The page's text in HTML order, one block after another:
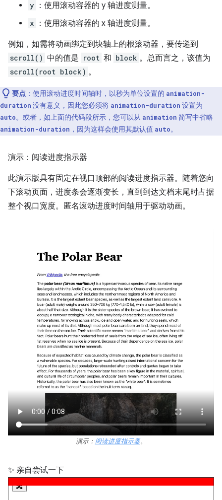
y ：使用滚动容器的 y 轴进度测量。
x ：使用滚动容器的 x 轴进度测量。
例如，如需将动画绑定到块轴上的根滚动器，要传递到
scroll() 中的值是 root 和 block 。总而言之，该值为
scroll(root block) 。
要点 ：使用滚动进度时间轴时，以秒为单位设置的 animation-
duration 没有意义，因此您必须将 animation-duration 设置为
auto。或者，如上面的代码段所示，您可以从 animation 简写中省略
animation-duration ，因为这样会使用其默认值 auto。
演示：阅读进度指示器
此演示版具有固定在视口顶部的阅读进度指示器。随着您向
下滚动页面，进度条会逐渐变长，直到到达文档末尾时占据
整个视口宽度。匿名滚动进度时间轴用于驱动动画。
演示： 阅读进度指示器。
✨ 亲自尝试一下